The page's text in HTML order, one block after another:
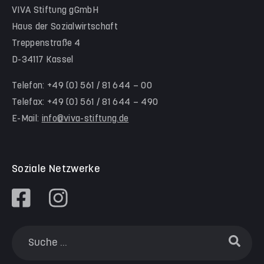
Team Werra-Meißner-Kreis
Waldorfkindergarten Goetheanlage
Familienzentren
Familienzentrum Nordstadt
Familienzentrum Himmelsstürmer
Präventionsangebote an Kitas und Schulen
VIVA Stiftung gGmbH
Haus der Sozialwirtschaft
Treppenstraße 4
D-34117 Kassel
Telefon: +49 (0) 561 / 81 644 – 00
Telefax: +49 (0) 561 / 81 644 – 490
E-Mail: info@viva-stiftung.de
Soziale Netzwerke